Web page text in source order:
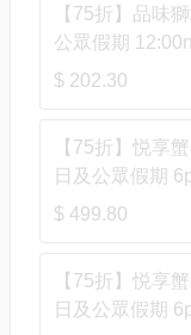
【75折】品味
公眾假期
$ 202.30
【75折】悦享
日及公眾假期
$ 499.80
【75折】悦享
日及公眾假期